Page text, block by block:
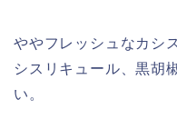
ややフレッシュなカシ
シスリキュール、黒胡
い。